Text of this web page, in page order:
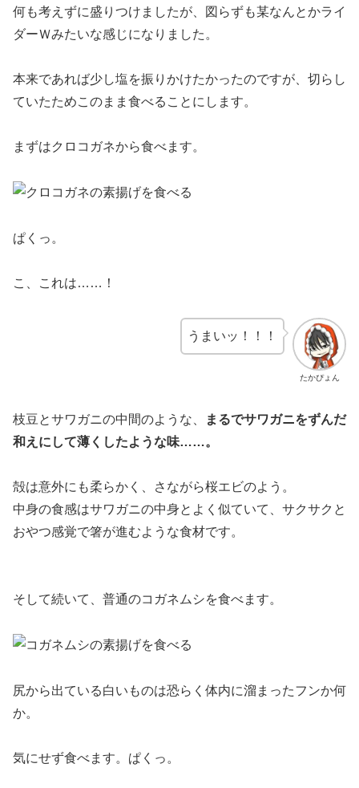
何も考えずに盛りつけましたが、図らずも某なんとかライ
ダーＷみたいな感じになりました。
本来であれば少し塩を振りかけたかったのですが、切らし
ていたためこのまま食べることにします。
まずはクロコガネから食べます。
ぱくっ。
こ、これは……！
たかぴょん
うまいッ！！！
枝豆とサワガニの中間のような、
まるでサワガニをずんだ
和えにして薄くしたような味……。
殻は意外にも柔らかく、さながら桜エビのよう。
中身の食感はサワガニの中身とよく似ていて、サクサクと
おやつ感覚で箸が進むような食材です。
そして続いて、普通のコガネムシを食べます。
尻から出ている白いものは恐らく体内に溜まったフンか何
か。
気にせず食べます。ぱくっ。